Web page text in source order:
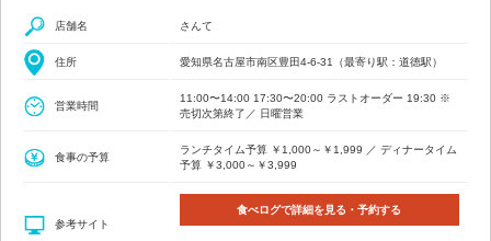
店舗名 さんて
住所 愛知県名古屋市南区豊田4-6-31（最寄り駅：道徳駅）
営業時間
11:00〜14:00 17:30〜20:00 ラストオーダー 19:30 ※
売切次第終了／ 日曜営業
食事の予算
ランチタイム予算 ￥1,000～￥1,999 ／ ディナータイム
予算 ￥3,000～￥3,999
参考サイト
食べログで詳細を見る・予約する